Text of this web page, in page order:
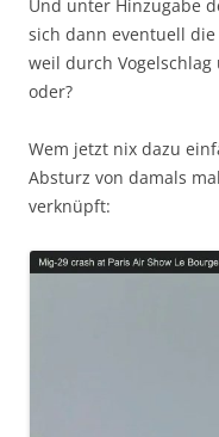
Und unter Hinzugabe
sich dann eventuell
weil durch
oder?
Wem jetzt nix dazu
Absturz von damals
verknüpft: